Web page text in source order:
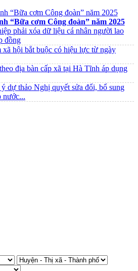
“Bữa cơm Công đoàn” năm 2025
phải xóa dữ liệu cá nhân người lao
đồng
hội bắt buộc có hiệu lực từ ngày
địa bàn cấp xã tại Hà Tĩnh áp dụng
thảo Nghị quyết sửa đổi, bổ sung
nước...